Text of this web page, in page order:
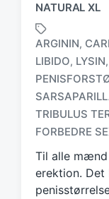
NATURAL XL
a
g
g
d
w
i
ARGININ,
LIBIDO, LYSIN,
TRIBULUS
FORBEDRE
Til alle
erektion. Det